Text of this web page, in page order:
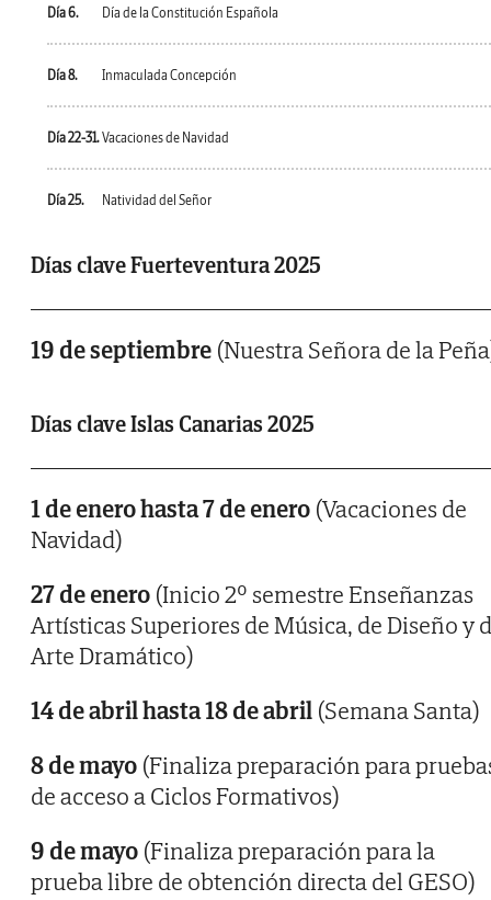
Día 6. Día de la Constitución Española
Día 8. Inmaculada Concepción
Día 22-31.Vacaciones de Navidad
Día 25. Natividad del Señor
Días clave Fuerteventura 2025
19 de septiembre (Nuestra Señora de la
Días clave Islas Canarias 2025
1 de enero hasta 7 de enero (Vacaciones de
Navidad)
27 de enero (Inicio 2º semestre Enseñanzas
Artísticas Superiores de Música, de Diseño y
Arte Dramático)
14 de abril hasta 18 de abril (Semana Santa)
8 de mayo (Finaliza preparación para
de acceso a Ciclos Formativos)
9 de mayo (Finaliza preparación para la
prueba libre de obtención directa del GESO)